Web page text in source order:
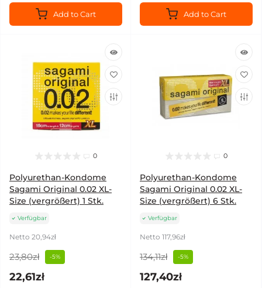
Add to Cart Add to Cart
0
Polyurethan-Kondome
Sagami Original 0.02 XL-
Size (vergrößert) 1 Stk.
Verfügbar
Netto 20,94zł
23,80zł -5%
22,61zł
0
Polyurethan-Kondome
Sagami Original 0.02 XL-
Size (vergrößert) 6 Stk.
Verfügbar
Netto 117,96zł
134,11zł -5%
127,40zł